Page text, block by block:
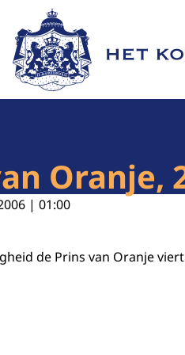
Naar de homepage van Het
Oranje,
| 01:00
de Prins van Oranje